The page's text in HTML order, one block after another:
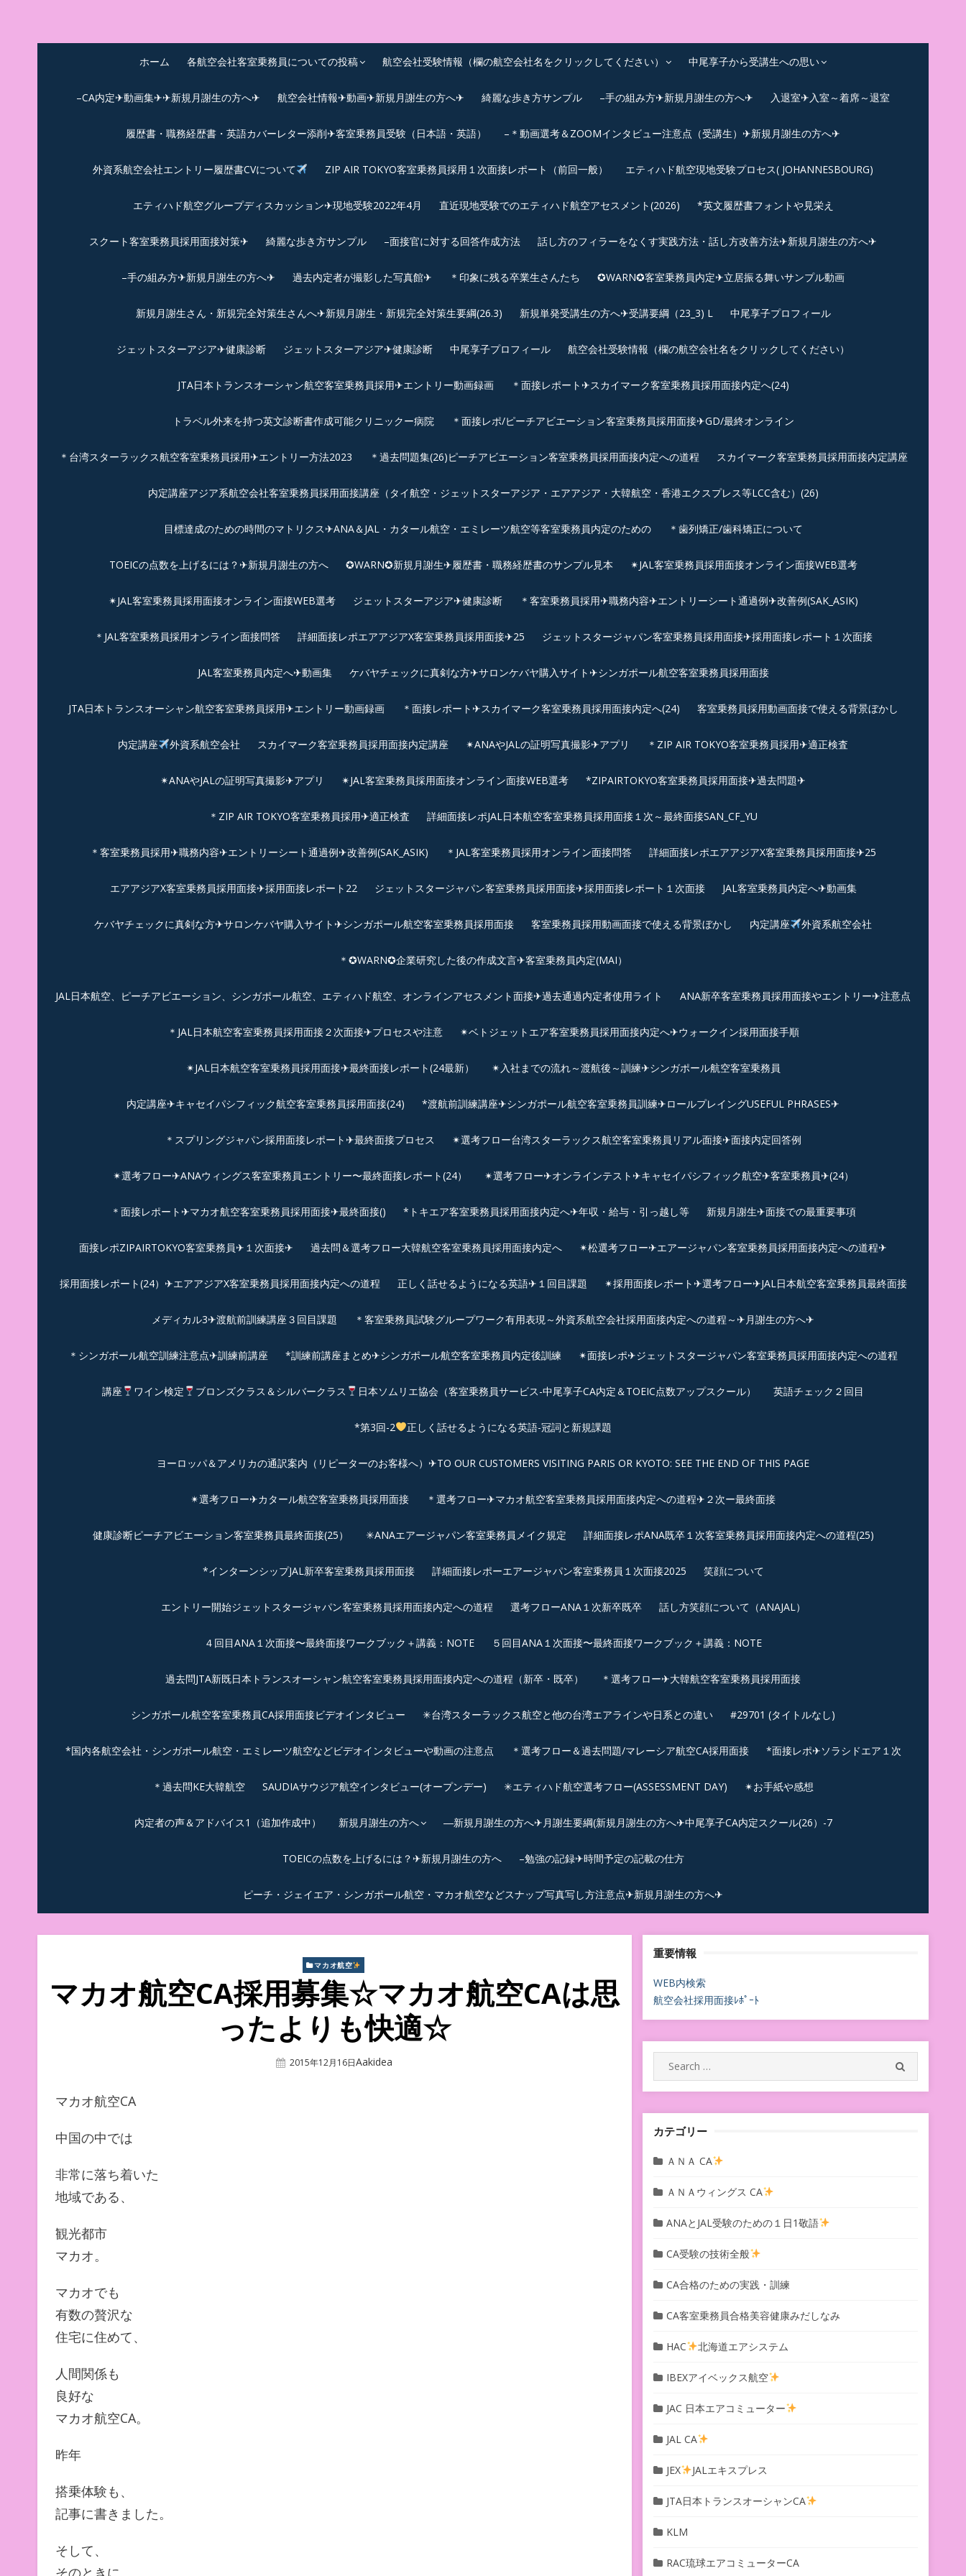
中尾享子CA内定&TOEIC点数UPｽｸｰﾙ
ホーム
各航空会社客室乗務員についての投稿 航空会社受験情報（欄の航空会社名をクリックしてください） 中尾享子から受講生への思い
–CA内定✈動画集✈✈新規月謝生の方へ✈ 航空会社情報✈動画✈新規月謝生の方へ✈ 綺麗な歩き方サンプル –手の組み方✈新規月謝生の方へ✈ 入退室✈入室～着席～退室
履歴書・職務経歴書・英語カバーレター添削✈客室乗務員受験（日本語・英語） –＊動画選考＆ZOOMインタビュー注意点（受講生）✈新規月謝生の方へ✈
外資系航空会社エントリー履歴書CVについて ZIP AIR TOKYO客室乗務員採用１次面接レポート（前回一般） エティハド航空現地受験プロセス( JOHANNESBOURG)
エティハド航空グループディスカッション✈︎現地受験2022年4月 直近現地受験でのエティハド航空アセスメント(2026) *英文履歴書フォントや見栄え
スクート客室乗務員採用面接対策✈︎ 綺麗な歩き方サンプル –面接官に対する回答作成方法 話し方のフィラーをなくす実践方法・話し方改善方法✈新規月謝生の方へ✈
–手の組み方✈新規月謝生の方へ✈ 過去内定者が撮影した写真館✈ ＊印象に残る卒業生さんたち ✪WARN✪客室乗務員内定✈立居振る舞いサンプル動画
新規月謝生さん・新規完全対策生さんへ✈新規月謝生・新規完全対策生要綱(26.3) 新規単発受講生の方へ✈受講要綱（23_3) L 中尾享子プロフィール
ジェットスターアジア✈︎健康診断 ジェットスターアジア✈︎健康診断 中尾享子プロフィール 航空会社受験情報（欄の航空会社名をクリックしてください）
JTA日本トランスオーシャン航空客室乗務員採用✈エントリー動画録画 ＊面接レポート✈スカイマーク客室乗務員採用面接内定へ(24)
トラベル外来を持つ英文診断書作成可能クリニックー病院 ＊面接レポ/ピーチアビエーション客室乗務員採用面接✈GD/最終オンライン
＊台湾スターラックス航空客室乗務員採用✈エントリー方法2023 ＊過去問題集(26)ピーチアビエーション客室乗務員採用面接内定への道程 スカイマーク客室乗務員採用面接内定講座
内定講座アジア系航空会社客室乗務員採用面接講座（タイ航空・ジェットスターアジア・エアアジア・大韓航空・香港エクスプレス等LCC含む）(26)
目標達成のための時間のマトリクス✈ANA＆JAL・カタール航空・エミレーツ航空等客室乗務員内定のための ＊歯列矯正/歯科矯正について
TOEICの点数を上げるには？✈新規月謝生の方へ ✪WARN✪新規月謝生✈履歴書・職務経歴書のサンプル見本 ✴︎JAL客室乗務員採用面接オンライン面接WEB選考
✴︎JAL客室乗務員採用面接オンライン面接WEB選考 ジェットスターアジア✈︎健康診断 ＊客室乗務員採用✈職務内容✈エントリーシート通過例✈改善例(SAK_ASIK)
＊JAL客室乗務員採用オンライン面接問答 詳細面接レポエアアジアX客室乗務員採用面接✈25 ジェットスタージャパン客室乗務員採用面接✈採用面接レポート１次面接
JAL客室乗務員内定へ✈動画集 ケバヤチェックに真剣な方✈サロンケバヤ購入サイト✈シンガポール航空客室乗務員採用面接
JTA日本トランスオーシャン航空客室乗務員採用✈エントリー動画録画 ＊面接レポート✈スカイマーク客室乗務員採用面接内定へ(24) 客室乗務員採用動画面接で使える背景ぼかし
内定講座 外資系航空会社 スカイマーク客室乗務員採用面接内定講座 ✴︎ANAやJALの証明写真撮影✈︎アプリ ＊ZIP AIR TOKYO客室乗務員採用✈適正検査
✴︎ANAやJALの証明写真撮影✈︎アプリ ✴︎JAL客室乗務員採用面接オンライン面接WEB選考 *ZIPAIRTOKYO客室乗務員採用面接✈過去問題✈︎
＊ZIP AIR TOKYO客室乗務員採用✈適正検査 詳細面接レポJAL日本航空客室乗務員採用面接１次～最終面接SAN_CF_YU
＊客室乗務員採用✈職務内容✈エントリーシート通過例✈改善例(SAK_ASIK) ＊JAL客室乗務員採用オンライン面接問答 詳細面接レポエアアジアX客室乗務員採用面接✈25
エアアジアX客室乗務員採用面接✈︎採用面接レポート22 ジェットスタージャパン客室乗務員採用面接✈採用面接レポート１次面接 JAL客室乗務員内定へ✈動画集
ケバヤチェックに真剣な方✈サロンケバヤ購入サイト✈シンガポール航空客室乗務員採用面接 客室乗務員採用動画面接で使える背景ぼかし 内定講座 外資系航空会社
＊✪WARN✪企業研究した後の作成文言✈客室乗務員内定(MAI）
JAL日本航空、ピーチアビエーション、シンガポール航空、エティハド航空、オンラインアセスメント面接✈︎過去通過内定者使用ライト ANA新卒客室乗務員採用面接やエントリー✈注意点
＊JAL日本航空客室乗務員採用面接２次面接✈プロセスや注意 ✴︎ベトジェットエア客室乗務員採用面接内定へ✈︎ウォークイン採用面接手順
✴︎JAL日本航空客室乗務員採用面接✈最終面接レポート(24最新） ✴︎入社までの流れ～渡航後～訓練✈シンガポール航空客室乗務員
内定講座✈キャセイパシフィック航空客室乗務員採用面接(24) *渡航前訓練講座✈シンガポール航空客室乗務員訓練✈ロールプレイングUSEFUL PHRASES✈
＊スプリングジャパン採用面接レポート✈最終面接プロセス ✴︎選考フロー台湾スターラックス航空客室乗務員リアル面接✈︎面接内定回答例
✴︎選考フロー✈︎ANAウィングス客室乗務員エントリー〜最終面接レポート(24） ✴︎選考フロー✈オンラインテスト✈キャセイパシフィック航空✈︎客室乗務員✈(24）
＊面接レポート✈マカオ航空客室乗務員採用面接✈最終面接() *トキエア客室乗務員採用面接内定へ✈年収・給与・引っ越し等 新規月謝生✈面接での最重要事項
面接レポZIPAIRTOKYO客室乗務員✈１次面接✈ 過去問＆選考フロー大韓航空客室乗務員採用面接内定へ ✴︎松選考フロー✈︎エアージャパン客室乗務員採用面接内定への道程✈︎
採用面接レポート(24）✈エアアジアX客室乗務員採用面接内定への道程 正しく話せるようになる英語✈１回目課題 ✴︎採用面接レポート✈︎選考フロー✈︎JAL日本航空客室乗務員最終面接
メディカル3✈渡航前訓練講座３回目課題 ＊客室乗務員試験グループワーク有用表現～外資系航空会社採用面接内定への道程～✈月謝生の方へ✈
＊シンガポール航空訓練注意点✈訓練前講座 *訓練前講座まとめ✈シンガポール航空客室乗務員内定後訓練 ✴︎面接レポ✈ジェットスタージャパン客室乗務員採用面接内定への道程
講座 ワイン検定 ブロンズクラス＆シルバークラス 日本ソムリエ協会（客室乗務員サービス-中尾享子CA内定＆TOEIC点数アップスクール） 英語チェック２回目
*第3回-2 正しく話せるようになる英語-冠詞と新規課題
ヨーロッパ＆アメリカの通訳案内（リピーターのお客様へ）✈TO OUR CUSTOMERS VISITING PARIS OR KYOTO: SEE THE END OF THIS PAGE
✴︎選考フロー✈カタール航空客室乗務員採用面接 ＊選考フロー✈マカオ航空客室乗務員採用面接内定への道程✈２次ー最終面接
健康診断ピーチアビエーション客室乗務員最終面接(25） ✳︎ANAエアージャパン客室乗務員メイク規定 詳細面接レポANA既卒１次客室乗務員採用面接内定への道程(25)
*インターンシップJAL新卒客室乗務員採用面接 詳細面接レポーエアージャパン客室乗務員１次面接2025 笑顔について
エントリー開始ジェットスタージャパン客室乗務員採用面接内定への道程 選考フローANA１次新卒既卒 話し方笑顔について（ANAJAL）
４回目ANA１次面接〜最終面接ワークブック＋講義：NOTE ５回目ANA１次面接〜最終面接ワークブック＋講義：NOTE
過去問JTA新既日本トランスオーシャン航空客室乗務員採用面接内定への道程（新卒・既卒） ＊選考フロー✈大韓航空客室乗務員採用面接
シンガポール航空客室乗務員CA採用面接ビデオインタビュー ✳︎台湾スターラックス航空と他の台湾エアラインや日系との違い #29701 (タイトルなし)
*国内各航空会社・シンガポール航空・エミレーツ航空などビデオインタビューや動画の注意点 ＊選考フロー＆過去問題/マレーシア航空CA採用面接 *面接レポ✈ソラシドエア１次
＊過去問KE大韓航空 SAUDIAサウジア航空インタビュー(オープンデー) ✳︎エティハド航空選考フロー(ASSESSMENT DAY) ✴︎お手紙や感想
内定者の声＆アドバイス1（追加作成中） 新規月謝生の方へ ―新規月謝生の方へ✈月謝生要綱(新規月謝生の方へ✈中尾享子CA内定スクール(26）-7
TOEICの点数を上げるには？✈新規月謝生の方へ –勉強の記録✈時間予定の記載の仕方
ピーチ・ジェイエア・シンガポール航空・マカオ航空などスナップ写真写し方注意点✈新規月謝生の方へ✈
マカオ航空
マカオ航空CA採用募集☆マカオ航空CAは思
ったよりも快適☆
Posted
2015年12月16日Author
Aakidea
マカオ航空CA
中国の中では
非常に落ち着いた
地域である、
観光都市
マカオ。
マカオでも
有数の贅沢な
住宅に住めて、
人間関係も
良好な
マカオ航空CA。
昨年
搭乗体験も、
記事に書きました。
そして、
そのときに、
重要情報
WEB内検索
航空会社採用面接ﾚﾎﾟｰﾄ
Search
for:
カテゴリー
ＡＮＡ CA
ＡＮＡウィングス CA
ANAとJAL受験のための１日1敬語
CA受験の技術全般
CA合格のための実践・訓練
CA客室乗務員合格美容健康みだしなみ
HAC 北海道エアシステム
IBEXアイベックス航空
JAC 日本エアコミューター
JAL CA
JEX JALエキスプレス
JTA日本トランスオーシャンCA
KLM
RAC琉球エアコミューターCA